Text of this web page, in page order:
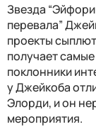
Звезда
перевала”
проекты
получает
поклонники
у Джейкоба
Элорди, и он
мероприятия.